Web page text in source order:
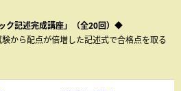
ク記述完成講座」（全20回）◆
から配点が倍増した記述式で合格点を取る